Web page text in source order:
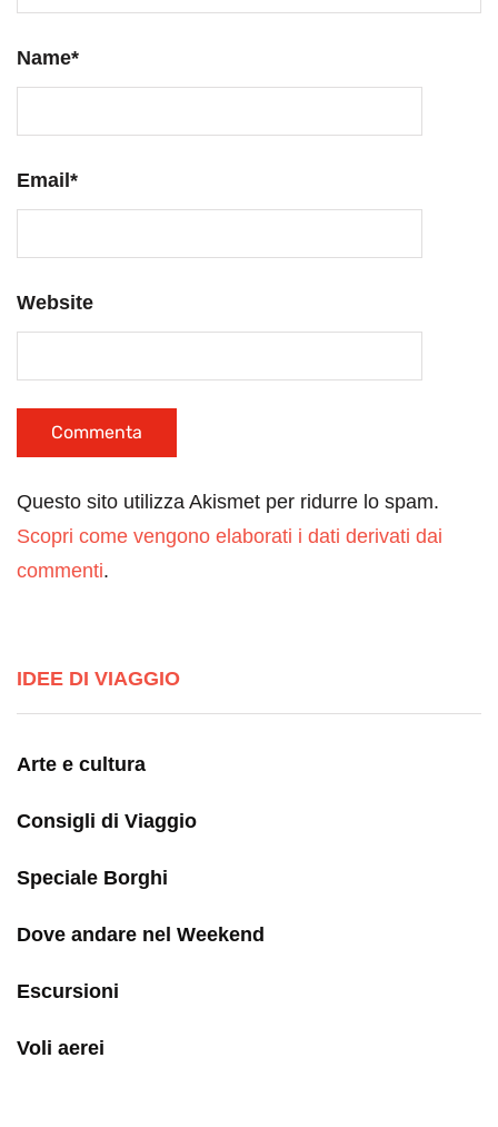
Name*
Email *
Website
Questo sito utilizza Akismet per ridurre lo spam.
Scopri come vengono elaborati i dati derivati dai
commenti.
IDEE DI VIAGGIO
Arte e cultura
Consigli di Viaggio
Speciale Borghi
Dove andare nel Weekend
Escursioni
Voli aerei